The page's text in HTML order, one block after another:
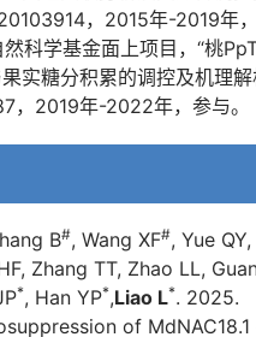
，2015年-2019年，
科学基金面上项目，“桃
实糖分积累的调控及机理
，2019年-2022年，参与。
B#, Wang XF#, Yue
Zhang TT, Zhao LL,
*, Han YP*,Liao L*. 2025.
of